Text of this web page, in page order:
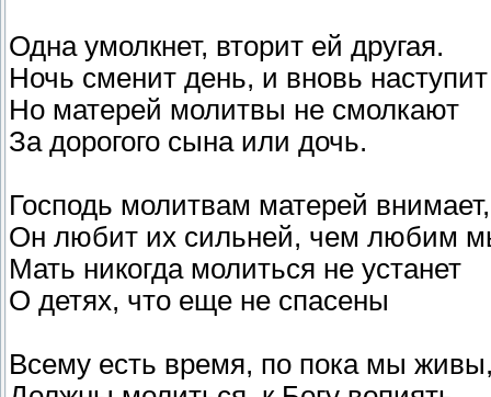
Одна умолкнет, вторит ей другая.
Ночь сменит день, и вновь
Но матерей молитвы не смолкают
За дорогого сына или дочь.
Господь молитвам матерей внимает,
Он любит их сильней, чем любим
Мать никогда молиться не устанет
О детях, что еще не спасены
Всему есть время, по пока мы